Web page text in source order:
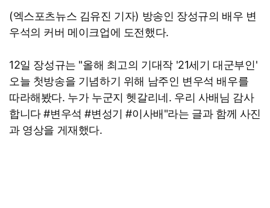
(엑스포츠뉴스 김유진 기자) 방송인 장성규의 배우 변
우석의 커버 메이크업에 도전했다.
12일 장성규는 "올해 최고의 기대작 '21세기 대군부인'
오늘 첫방송을 기념하기 위해 남주인 변우석 배우를
따라해봤다. 누가 누군지 헷갈리네. 우리 사배님 감사
합니다 #변우석 #변성기 #이사배"라는 글과 함께 사진
과 영상을 게재했다.